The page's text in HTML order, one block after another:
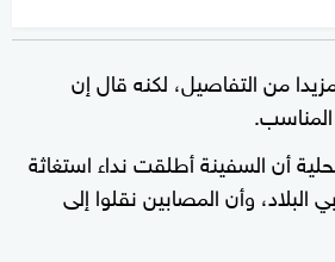
من التفاصيل، ⁠لكنه قال إن
⁠المناسب.
أن السفينة أطلقت نداء استغاثة
وأن المصابين نقلوا إلى